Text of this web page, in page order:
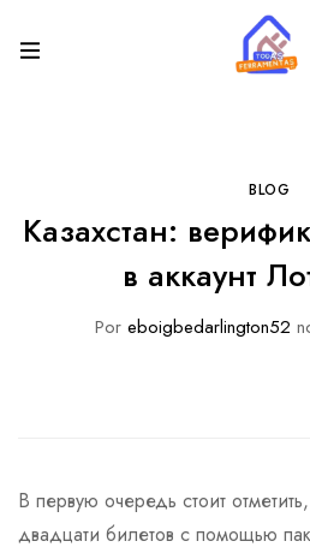
BLOG
Казахстан:
в аккаунт
Por eboigbedarlington52
В первую очередь стоит
двадцати билетов с помощью